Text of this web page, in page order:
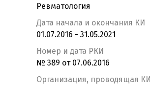
Ревматология
Дата начала и окончания КИ
01.07.2016 - 31.05.2021
Номер и дата РКИ
№ 389 от 07.06.2016
Организация, проводящая КИ